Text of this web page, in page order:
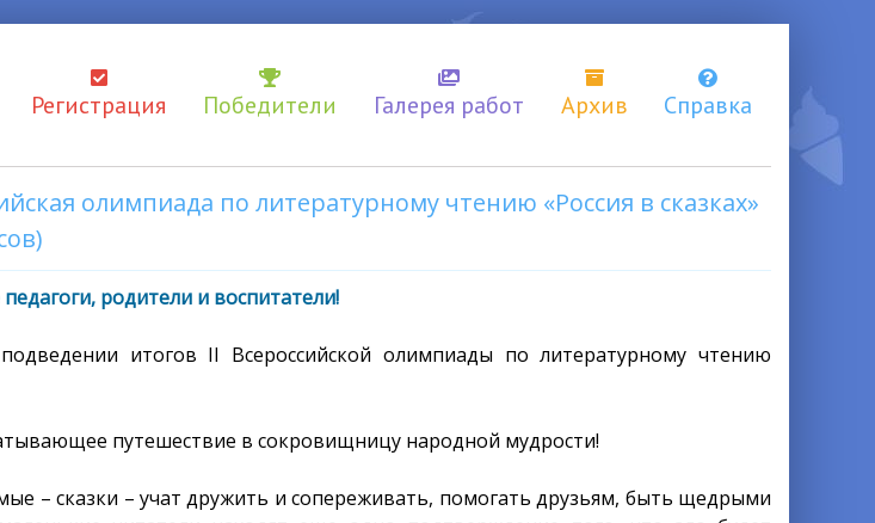
Регистрация Победители Галерея работ Архив Справка
олимпиада по литературному чтению «Россия в сказках»
родители и воспитатели!
итогов II Всероссийской олимпиады по литературному чтению
путешествие в сокровищницу народной мудрости!
– сказки – учат дружить и сопереживать, помогать друзьям, быть щедрыми